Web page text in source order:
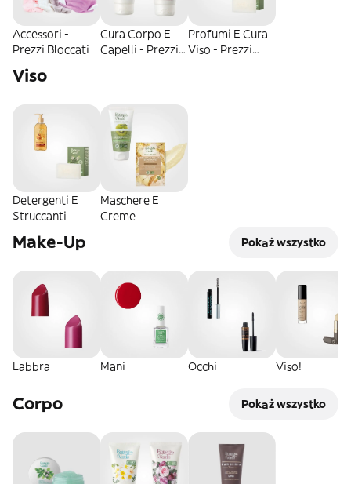
Accessori -
Prezzi Bloccati
Cura Corpo E
Capelli - Prezzi
Profumi E Cura
Viso - Prezzi
Viso
Detergenti E
Struccanti
Maschere E
Creme
Make-Up Pokaż wszystko
Labbra Mani Occhi Viso!
Corpo Pokaż wszystko